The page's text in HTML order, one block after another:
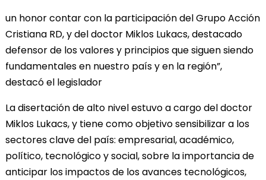
un honor contar con la participación del Grupo Acción
Cristiana RD, y del doctor Miklos Lukacs, destacado
defensor de los valores y principios que siguen siendo
fundamentales en nuestro país y en la región”,
destacó el legislador
La disertación de alto nivel estuvo a cargo del doctor
Miklos Lukacs, y tiene como objetivo sensibilizar a los
sectores clave del país: empresarial, académico,
político, tecnológico y social, sobre la importancia de
anticipar los impactos de los avances tecnológicos,